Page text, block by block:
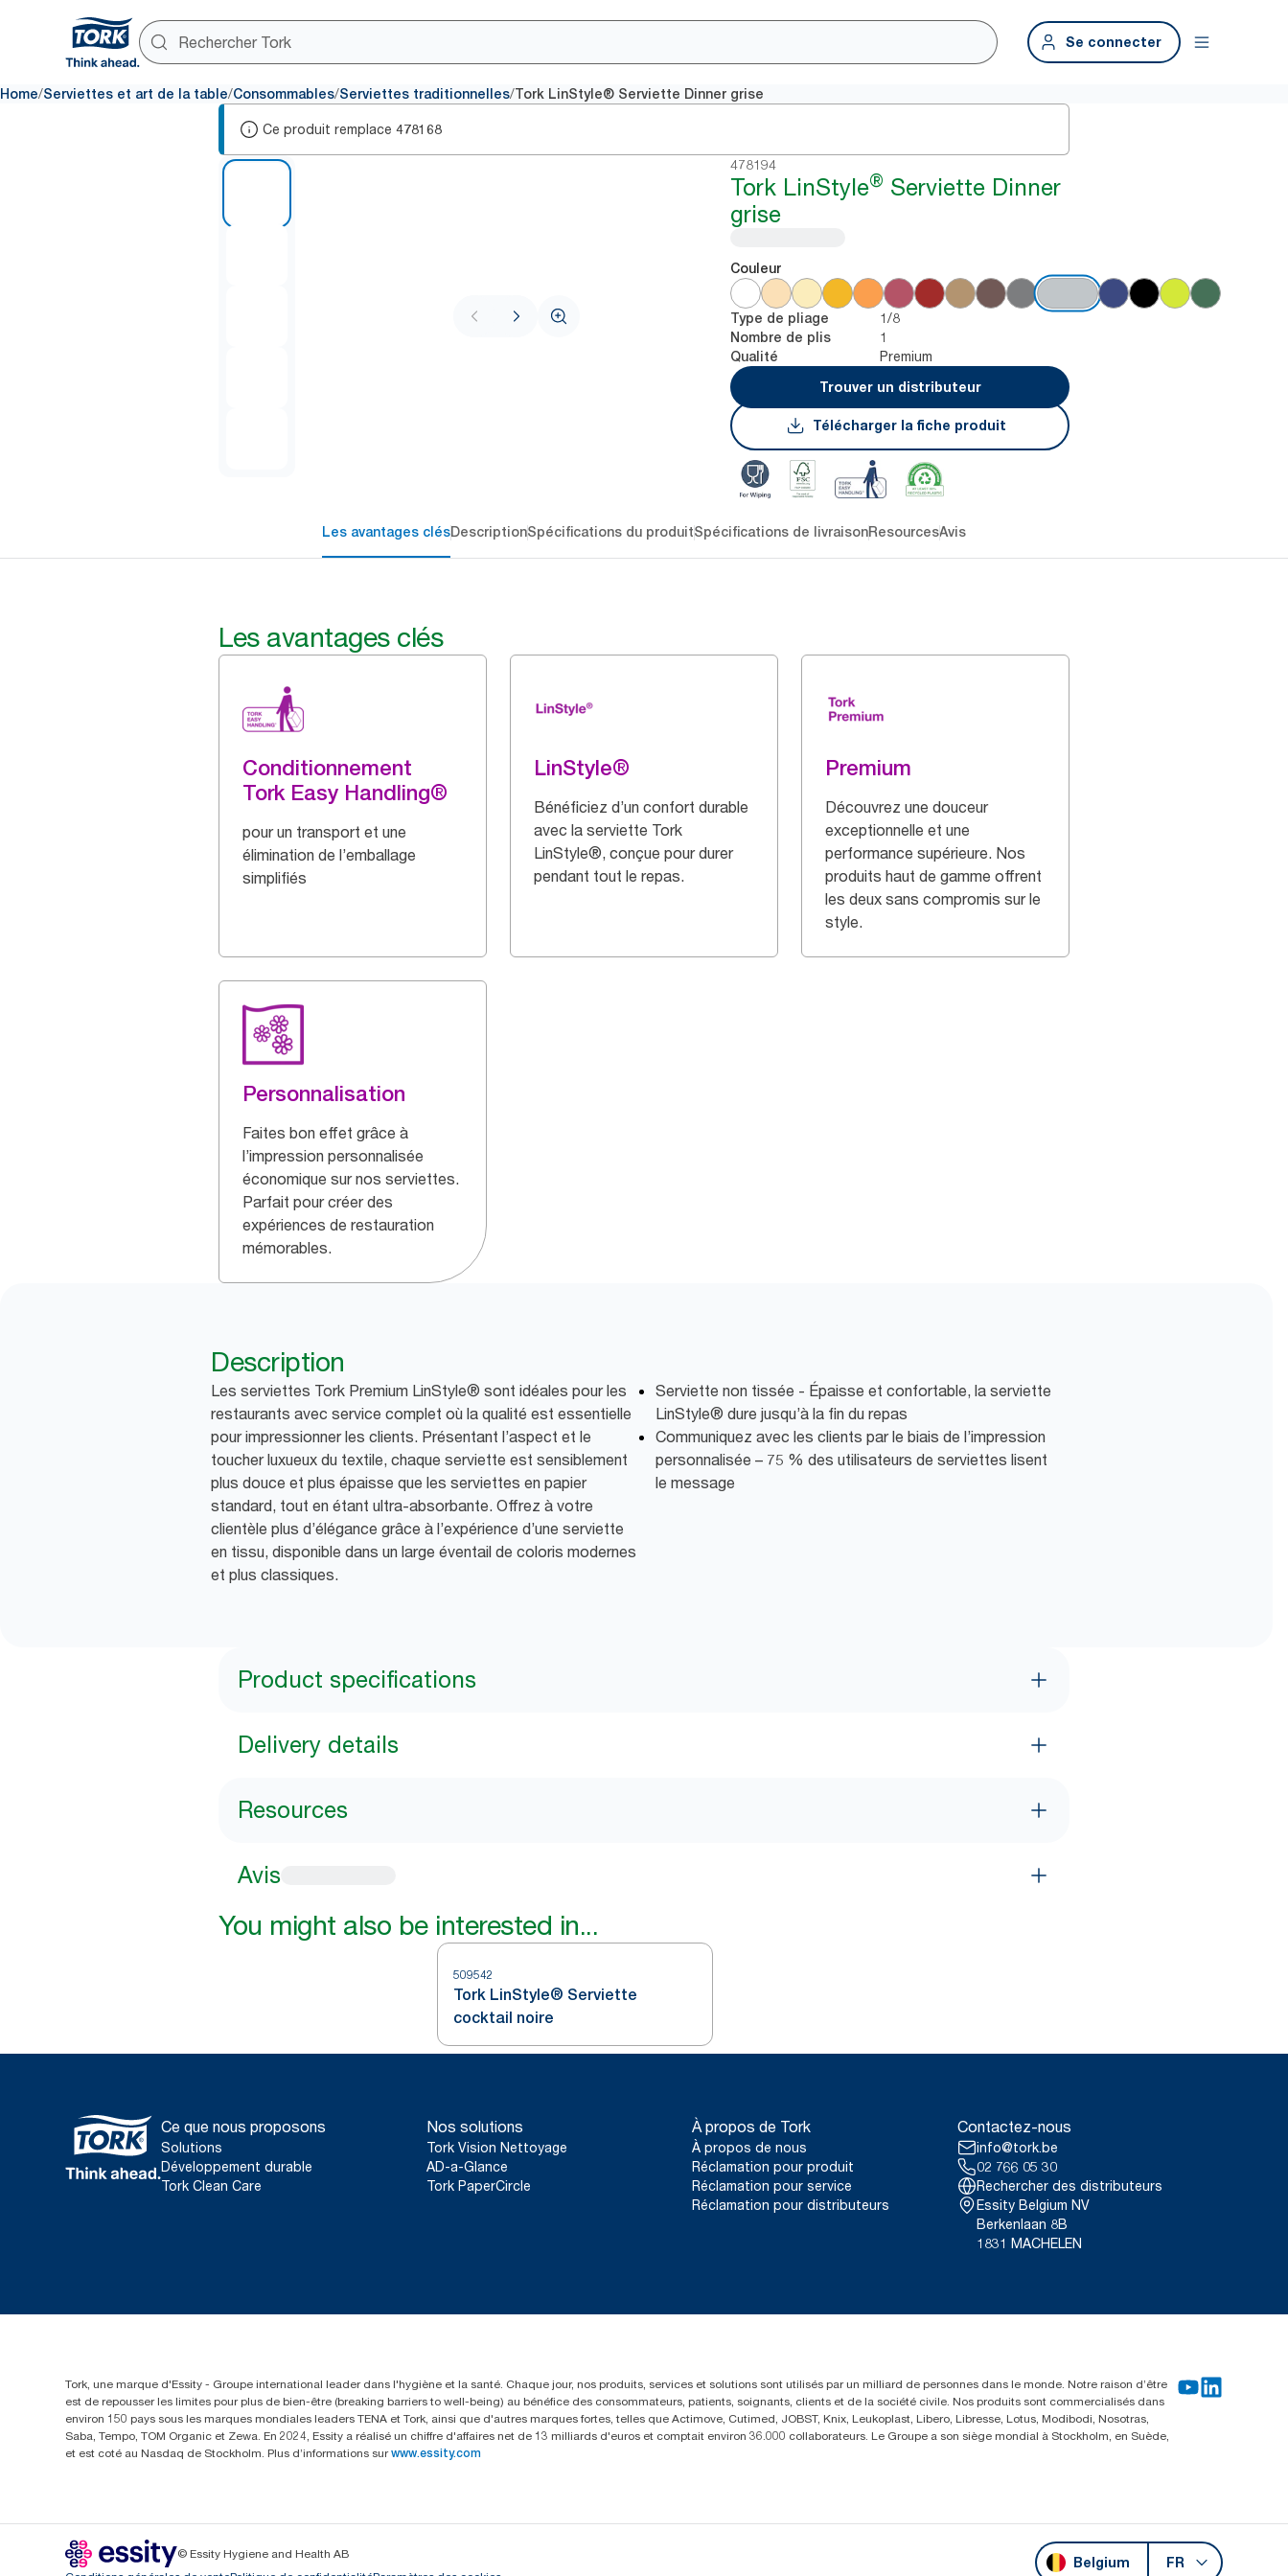
Se connecter
Home/Serviettes et art de la table/Consommables/Serviettes traditionnelles/Tork LinStyle® Serviette Dinner grise
Ce produit remplace 478168
478194
Tork LinStyle® Serviette Dinner
grise
Couleur
Type de pliage 1/8
Nombre de plis 1
Qualité
Premium
Trouver un distributeur
Télécharger la fiche produit
Les avantages clésDescriptionSpécifications du produitSpécifications de livraisonResourcesAvis
Les avantages clés
Conditionnement
Tork Easy Handling®
pour un transport et une
élimination de l’emballage
simplifiés
LinStyle®
Bénéficiez d’un confort durable
avec la serviette Tork
LinStyle®, conçue pour durer
pendant tout le repas.
Premium
Découvrez une douceur
exceptionnelle et une
performance supérieure. Nos
produits haut de gamme offrent
les deux sans compromis sur le
style.
Personnalisation
Faites bon effet grâce à
l’impression personnalisée
économique sur nos serviettes.
Parfait pour créer des
expériences de restauration
mémorables.
Description
Les serviettes Tork Premium LinStyle® sont idéales pour les
restaurants avec service complet où la qualité est essentielle
pour impressionner les clients. Présentant l’aspect et le
toucher luxueux du textile, chaque serviette est sensiblement
plus douce et plus épaisse que les serviettes en papier
standard, tout en étant ultra-absorbante. Offrez à votre
clientèle plus d’élégance grâce à l’expérience d’une serviette
en tissu, disponible dans un large éventail de coloris modernes
et plus classiques.
Serviette non tissée - Épaisse et confortable, la serviette
LinStyle® dure jusqu’à la fin du repas
Communiquez avec les clients par le biais de l’impression
personnalisée – 75 % des utilisateurs de serviettes lisent
le message
Product specifications
Delivery details
Resources
Avis
You might also be interested in...
509542
Tork LinStyle® Serviette
cocktail noire
Ce que nous proposons
Solutions
Développement durable
Tork Clean Care
Nos solutions
Tork Vision Nettoyage
AD-a-Glance
Tork PaperCircle
À propos de Tork
À propos de nous
Réclamation pour produit
Réclamation pour service
Réclamation pour distributeurs
Contactez-nous
info@tork.be
02 766 05 30
Rechercher des distributeurs
Essity Belgium NV
Berkenlaan 8B
1831 MACHELEN
Tork, une marque d'Essity - Groupe international leader dans l'hygiène et la santé. Chaque jour, nos produits, services et solutions sont utilisés par un milliard de personnes dans le monde. Notre raison d’être
est de repousser les limites pour plus de bien-être (breaking barriers to well-being) au bénéfice des consommateurs, patients, soignants, clients et de la société civile. Nos produits sont commercialisés dans
environ 150 pays sous les marques mondiales leaders TENA et Tork, ainsi que d'autres marques fortes, telles que Actimove, Cutimed, JOBST, Knix, Leukoplast, Libero, Libresse, Lotus, Modibodi, Nosotras,
Saba, Tempo, TOM Organic et Zewa. En 2024, Essity a réalisé un chiffre d'affaires net de 13 milliards d'euros et comptait environ 36.000 collaborateurs. Le Groupe a son siège mondial à Stockholm, en Suède,
et est coté au Nasdaq de Stockholm. Plus d’informations sur www.essity.com
© Essity Hygiene and Health AB
Belgium FR